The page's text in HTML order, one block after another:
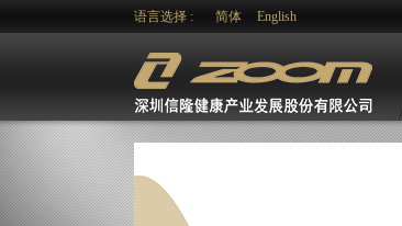
语言选择 : 简体 English